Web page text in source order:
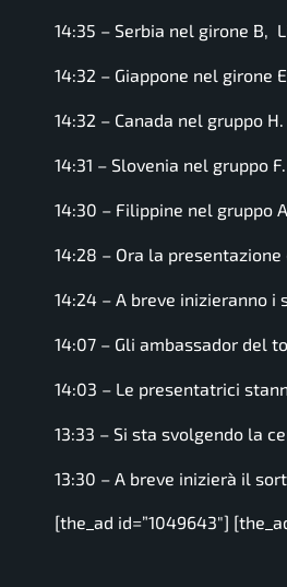
14:35 – Serbia nel girone B,
14:32 – Giappone nel girone
14:32 – Canada nel gruppo H.
14:31 – Slovenia nel gruppo F.
14:30 – Filippine nel gruppo
14:28 – Ora la
14:24 – A breve inizieranno i
14:07 – Gli ambassador del
14:03 – Le presentatrici
13:33 – Si sta svolgendo la
13:30 – A breve inizierà il
[the_ad id=”1049643″]